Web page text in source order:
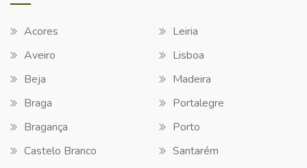
Acores
Aveiro
Beja
Braga
Bragança
Castelo Branco
Leiria
Lisboa
Madeira
Portalegre
Porto
Santarém